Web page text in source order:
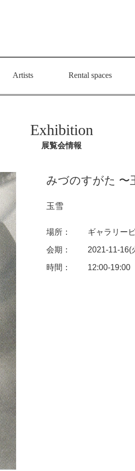
Artists Rental spaces
Exhibition
展覧会情報
みづのすがた 〜
玉雪
場所： ギャラリー
会期： 2021-11-16(
時間： 12:00-19:00